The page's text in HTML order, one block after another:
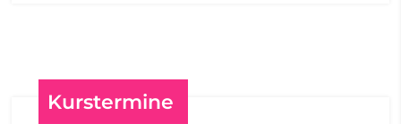
ESPERANTO
Kurstermine